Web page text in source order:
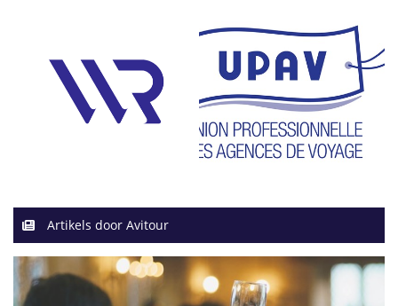
Artikels door Avitour